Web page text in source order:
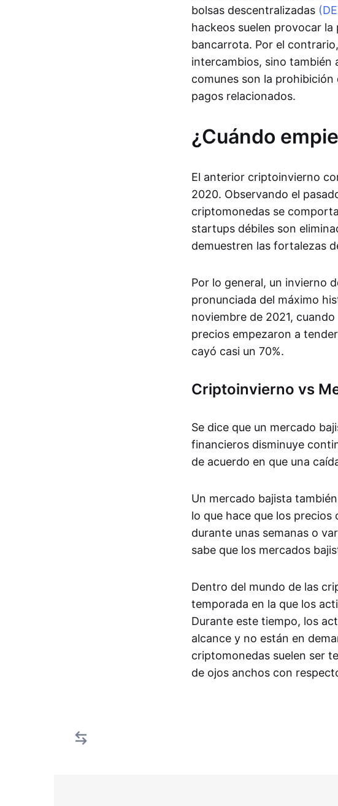
bolsas descentralizadas
hackeos suelen provocar la
bancarrota. Por el
intercambios, sino también
comunes son la
pagos relacionados.
¿Cuándo
El anterior criptoinvierno
2020. Observando el
criptomonedas se
startups débiles son
demuestren las fortalezas
Por lo general, un invierno
pronunciada del máximo
noviembre de 2021,
precios empezaron a
cayó casi un 70%.
Criptoinvierno vs
Se dice que un mercado
financieros disminuye
de acuerdo en que una
Un mercado bajista
lo que hace que los
durante unas semanas o
sabe que los mercados
Dentro del mundo de las
temporada en la que los
Durante este tiempo, los
alcance y no están en
criptomonedas suelen ser
de ojos anchos con